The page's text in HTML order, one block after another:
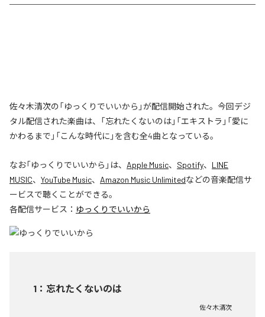
佐々木清次の「ゆっくりでいいから」が配信開始された。今回デジ
タル配信された楽曲は、「忘れたくないのは」「エキストラ」「愛に
かわるまで」「こんな時代に」を含む全4曲となっている。
なお「ゆっくりでいいから 」は、 Apple Music、 Spotify、 LINE
MUSIC、 YouTube Music、 Amazon Music Unlimitedなどの音楽配信サ
ービスで聴くことができる。
各配信サービス： ゆっくりでいいから
1 ： 忘れたくないのは
佐々木清次